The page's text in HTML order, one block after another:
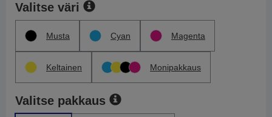
Valitse väri
Musta Cyan Magenta
Keltainen Monipakkaus
Valitse pakkaus